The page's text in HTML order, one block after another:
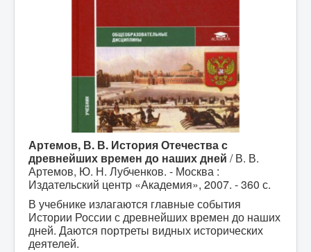
Артемов, В. В. История Отечества с
древнейших времен до наших дней / В. В.
Артемов, Ю. Н. Лубченков. - Москва :
Издательский центр «Академия», 2007. - 360 с.
В учебнике излагаются главные события
Истории России с древнейших времен до наших
дней. Даются портреты видных исторических
деятелей.